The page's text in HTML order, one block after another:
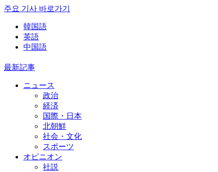
주요 기사 바로가기
韓国語
英語
中国語
最新記事
ニュース
政治
経済
国際・日本
北朝鮮
社会・文化
スポーツ
オピニオン
社説